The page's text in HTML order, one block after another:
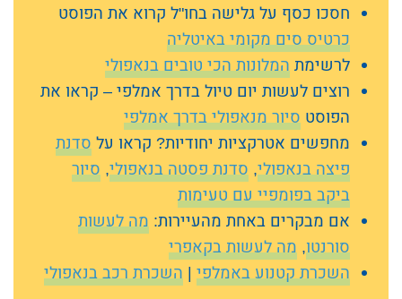
חסכו כסף על גלישה בחו"ל קרוא את הפוסט
כרטיס סים מקומי באיטליה
לרשימתהמלונות הכי טובים בנאפולי
רוצים לעשות יום טיול בדרך אמלפי – קראו את
הפוסט סיור מנאפולי בדרך אמלפי
מחפשים אטרקציות יחודיות? קראו עלסדנת
פיצה בנאפולי, סדנת פסטה בנאפולי, סיור
ביקב בפומפיי עם טעימות
אם מבקרים באחת מהעיירות: מה לעשות
סורנטו, מה לעשות בקאפרי
השכרת קטנוע באמלפי | השכרת רכב בנאפולי